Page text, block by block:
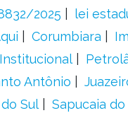
2025 lei
Corumbiara
Antônio
Sul
Sapucaia do